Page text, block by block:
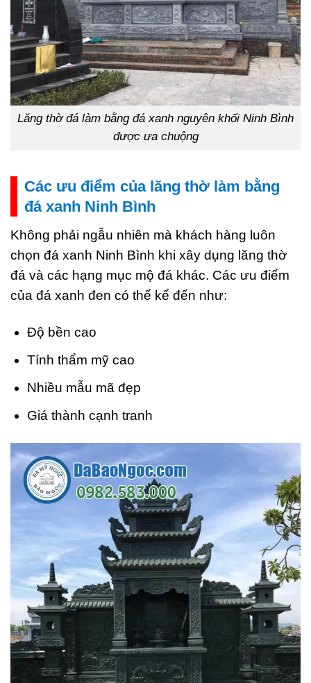
Lăng thờ đá làm bằng đá xanh nguyên khối Ninh Bình
được ưa chuộng
Các ưu điểm của lăng thờ làm bằng
đá xanh Ninh Bình
Không phải ngẫu nhiên mà khách hàng luôn
chọn đá xanh Ninh Bình khi xây dụng lăng thờ
đá và các hạng mục mộ đá khác. Các ưu điểm
của đá xanh đen có thể kể đến như:
Độ bền cao
Tính thẩm mỹ cao
Nhiều mẫu mã đẹp
Giá thành cạnh tranh